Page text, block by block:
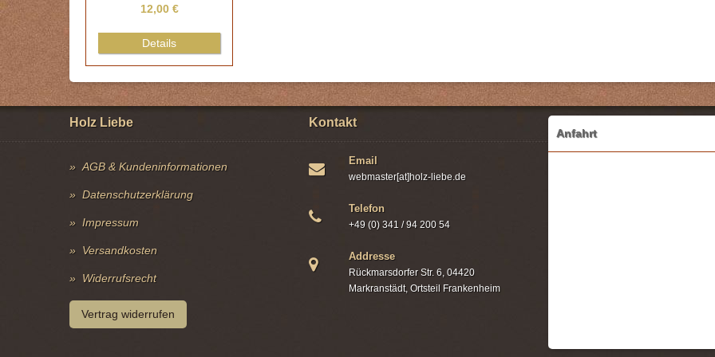
12,00 €
Details
Holz Liebe
AGB & Kundeninformationen
Datenschutzerklärung
Impressum
Versandkosten
Widerrufsrecht
Vertrag widerrufen
Kontakt
Email
webmaster[at]holz-liebe.de
Telefon
+49 (0) 341 / 94 200 54
Addresse
Rückmarsdorfer Str. 6, 04420
Markranstädt, Ortsteil Frankenheim
Anfahrt